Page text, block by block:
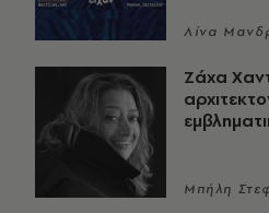
Λίνα
Ζάχα
Μπήλη